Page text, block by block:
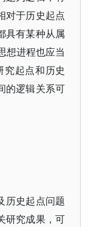
对于历史起点
具有某种从属
想进程也应当
究起点和历史
的逻辑关系可
历史起点问题
研究成果，可